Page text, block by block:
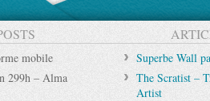
mobile
299h – Alma
Superbe Wall
The Scratist –
Artist